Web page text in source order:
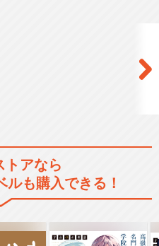
ードギアス 反逆のルルーシ
Ⅲ 皇道
コードギアス 反逆のルルーシ
トアなら
も購入できる！